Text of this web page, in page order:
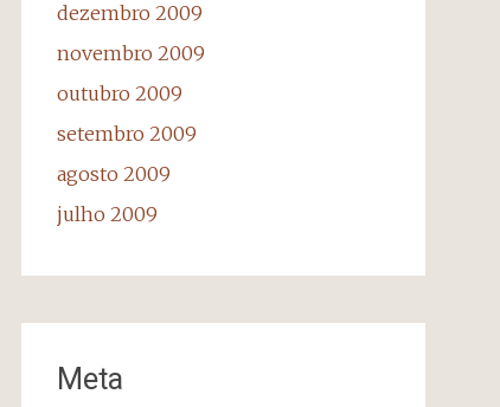
dezembro 2009
novembro 2009
outubro 2009
setembro 2009
agosto 2009
julho 2009
Meta